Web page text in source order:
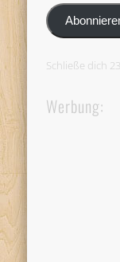
Adresse
Schließe dich
Werbung: